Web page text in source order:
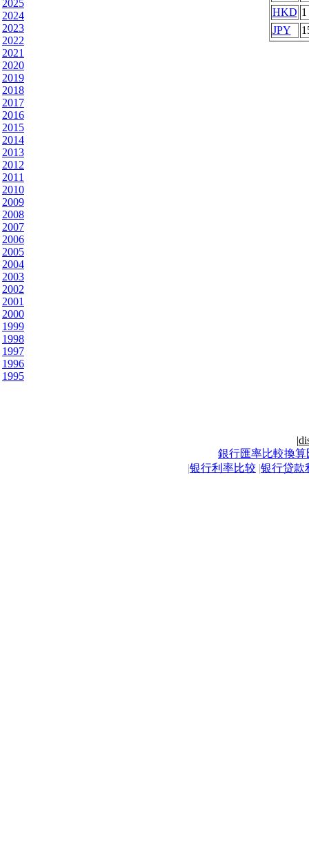
2025
2024
2023
2022
2021
2020
2019
2018
2017
2016
2015
2014
2013
2012
2011
2010
2009
2008
2007
2006
2005
2004
2003
2002
2001
2000
1999
1998
1997
1996
1995
HKD 1
JPY
|
銀行匯率比較換算
|银行利率比较 |银行贷款